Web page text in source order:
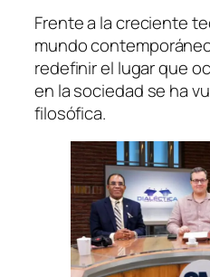
Frente a la creciente
mundo
redefinir el lugar que
en la sociedad se ha
filosófica.